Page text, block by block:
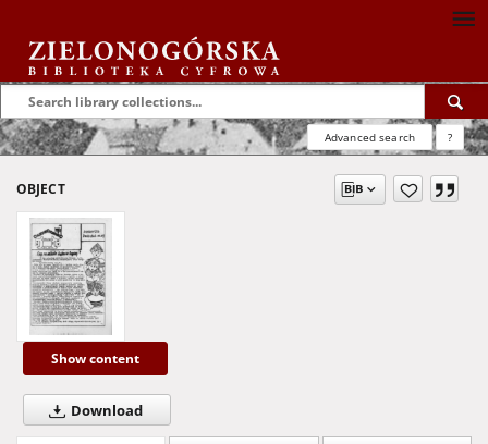
Advanced search ?
OBJECT
Show content
Download